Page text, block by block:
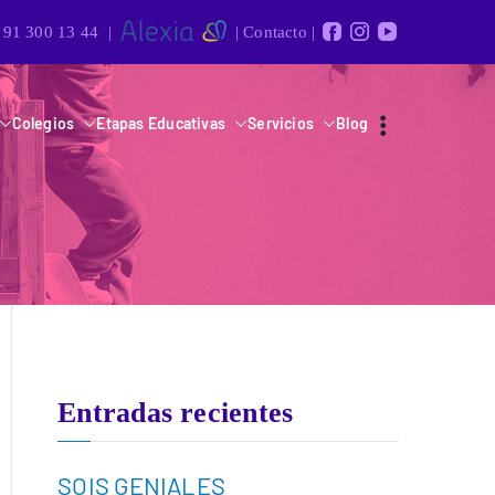
91 300 13 44 | |Contacto |
Colegios Etapas Educativas Servicios Blog
Entradas recientes
SOIS GENIALES